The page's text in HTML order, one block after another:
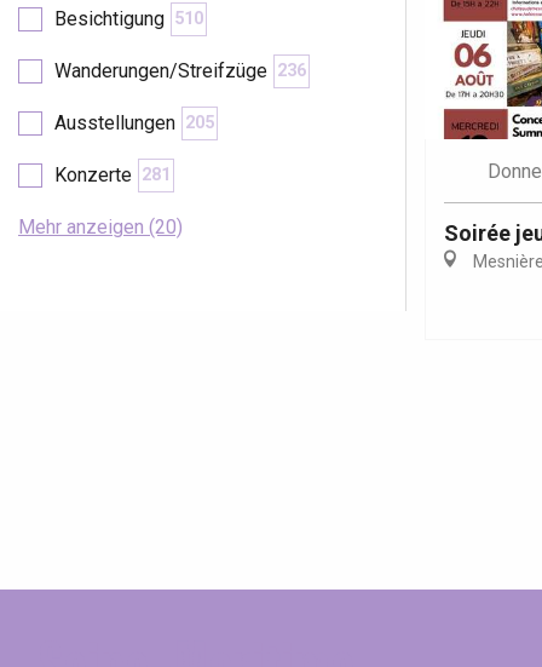
Besichtigung 510
Wanderungen/Streifzüge 236
Ausstellungen 205
Konzerte 281
Mehr anzeigen (20) Soirée